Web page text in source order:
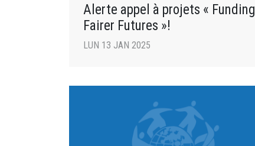
Alerte appel à projets « Funding
Fairer Futures »!
LUN 13 JAN 2025